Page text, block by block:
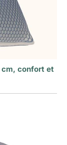
cm, confort et